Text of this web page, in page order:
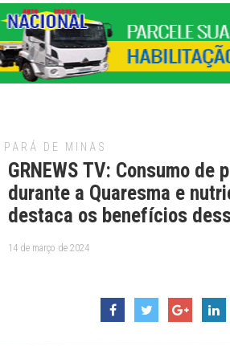
PARÁ DE MINAS
GRNEWS TV: Consumo de
durante a Quaresma e
destaca os benefícios
14 de março de 2024